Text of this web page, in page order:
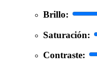
Brillo:
Saturación:
Contraste: